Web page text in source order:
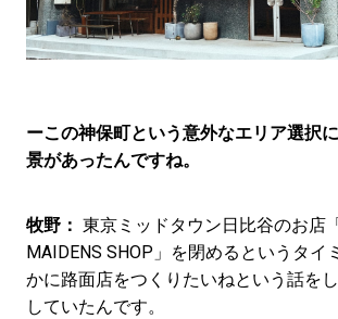
ーこの神保町という意外なエリア選択
景があったんですね。
牧野： 東京ミッドタウン日比谷のお店
MAIDENS SHOP」を閉めるというタイ
かに路面店をつくりたいねという話を
していたんです。